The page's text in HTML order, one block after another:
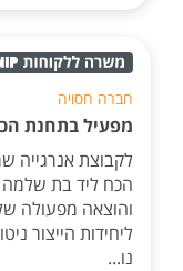
חברה חסויה
מפעיל בתחנת
לקבוצת
הכח ליד בת שלמה
והוצאה מפעולה
ליחידות הייצור
נו...